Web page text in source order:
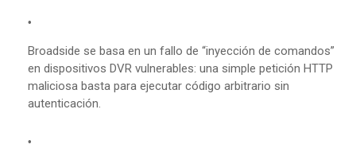
Broadside se basa en un fallo de “inyección de comandos”
en dispositivos DVR vulnerables: una simple petición HTTP
maliciosa basta para ejecutar código arbitrario sin
autenticación.